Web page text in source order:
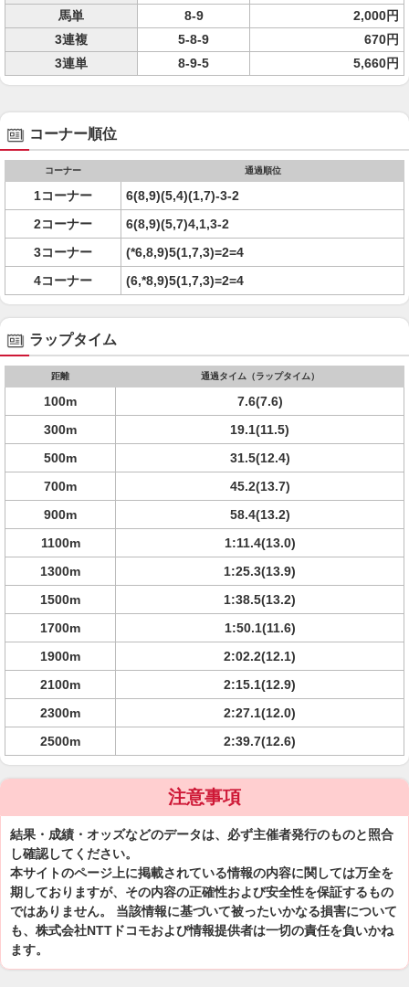
馬単
8-9
2,000円
3連複
5-8-9
670円
3連単
8-9-5 5,660円
コーナー順位
コーナー 通過順位
1コーナー
6(8,9)(5,4)(1,7)-3-2
2コーナー
6(8,9)(5,7)4,1,3-2
3コーナー
(*6,8,9)5(1,7,3)=2=4
4コーナー
(6,*8,9)5(1,7,3)=2=4
ラップタイム
距離 通過タイム（ラップタイム）
100m
7.6(7.6)
300m
19.1(11.5)
500m
31.5(12.4)
700m
45.2(13.7)
900m
58.4(13.2)
1100m
1:11.4(13.0)
1300m
1:25.3(13.9)
1500m
1:38.5(13.2)
1700m
1:50.1(11.6)
1900m
2:02.2(12.1)
2100m
2:15.1(12.9)
2300m
2:27.1(12.0)
2500m
2:39.7(12.6)
注意事項
結果・成績・オッズなどのデータは、必ず主催者発行のものと照合
し確認してください。
本サイトのページ上に掲載されている情報の内容に関しては万全を
期しておりますが、その内容の正確性および安全性を保証するもの
ではありません。 当該情報に基づいて被ったいかなる損害について
も、株式会社NTTドコモおよび情報提供者は一切の責任を負いかね
ます。